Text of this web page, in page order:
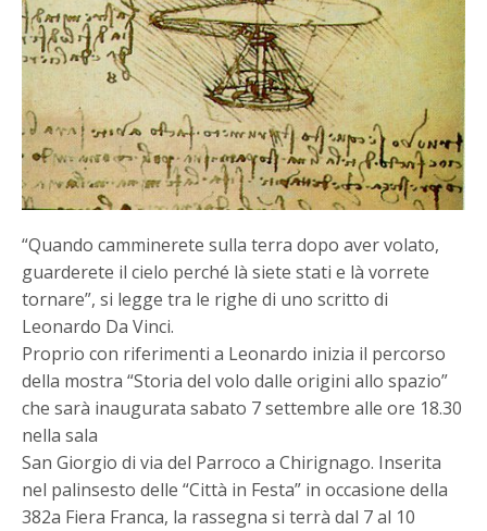
“Quando camminerete sulla terra dopo aver volato,
guarderete il cielo perché là siete stati e là vorrete
tornare”, si legge tra le righe di uno scritto di
Leonardo Da Vinci.
Proprio con riferimenti a Leonardo inizia il percorso
della mostra “Storia del volo dalle origini allo spazio”
che sarà inaugurata sabato 7 settembre alle ore 18.30
nella sala
San Giorgio di via del Parroco a Chirignago. Inserita
nel palinsesto delle “Città in Festa” in occasione della
382a Fiera Franca, la rassegna si terrà dal 7 al 10